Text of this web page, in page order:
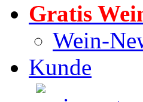
Gratis
Wein-
Kunde